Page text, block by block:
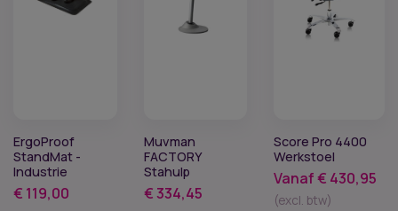
ErgoProof
StandMat -
Industrie
€ 119,00
Muvman
FACTORY
Stahulp
€334,45
Score Pro 4400
Werkstoel
Vanaf€ 430,95
(excl. btw)